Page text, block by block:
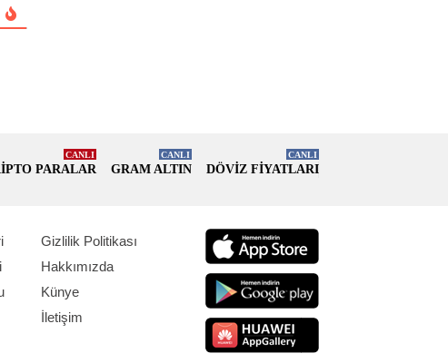
PARALAR
CANLI
GRAM ALTIN
CANLI
DÖVİZ FİYATLARI
CANLI
Gizlilik Politikası
Hakkımızda
Künye
İletişim